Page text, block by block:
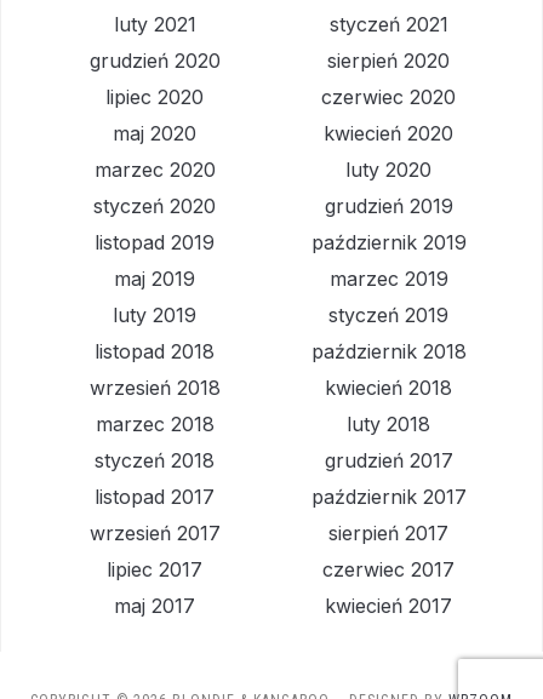
luty 2021
styczeń 2021
grudzień 2020
sierpień 2020
lipiec 2020
czerwiec 2020
maj 2020
kwiecień 2020
marzec 2020
luty 2020
styczeń 2020
grudzień 2019
listopad 2019
październik 2019
maj 2019
marzec 2019
luty 2019
styczeń 2019
listopad 2018
październik 2018
wrzesień 2018
kwiecień 2018
marzec 2018
luty 2018
styczeń 2018
grudzień 2017
listopad 2017
październik 2017
wrzesień 2017
sierpień 2017
lipiec 2017
czerwiec 2017
maj 2017
kwiecień 2017